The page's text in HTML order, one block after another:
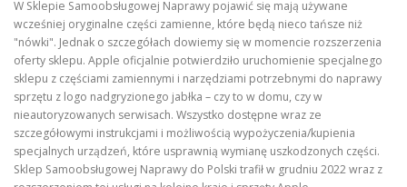
W Sklepie Samoobsługowej Naprawy pojawić się mają używane
wcześniej oryginalne części zamienne, które będą nieco tańsze niż
"nówki". Jednak o szczegółach dowiemy się w momencie rozszerzenia
oferty sklepu. Apple oficjalnie potwierdziło uruchomienie specjalnego
sklepu z częściami zamiennymi i narzędziami potrzebnymi do naprawy
sprzętu z logo nadgryzionego jabłka – czy to w domu, czy w
nieautoryzowanych serwisach. Wszystko dostępne wraz ze
szczegółowymi instrukcjami i możliwością wypożyczenia/kupienia
specjalnych urządzeń, które usprawnią wymianę uszkodzonych części.
Sklep Samoobsługowej Naprawy do Polski trafił w grudniu 2022 wraz z